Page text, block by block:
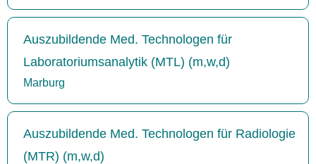
Auszubildende Med. Technologen für
Laboratoriumsanalytik (MTL) (m,w,d)
Marburg
Auszubildende Med. Technologen für Radiologie
(MTR) (m,w,d)